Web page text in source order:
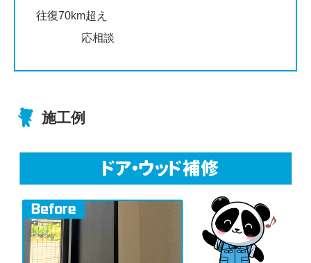
往復70km超え
応相談
施工例